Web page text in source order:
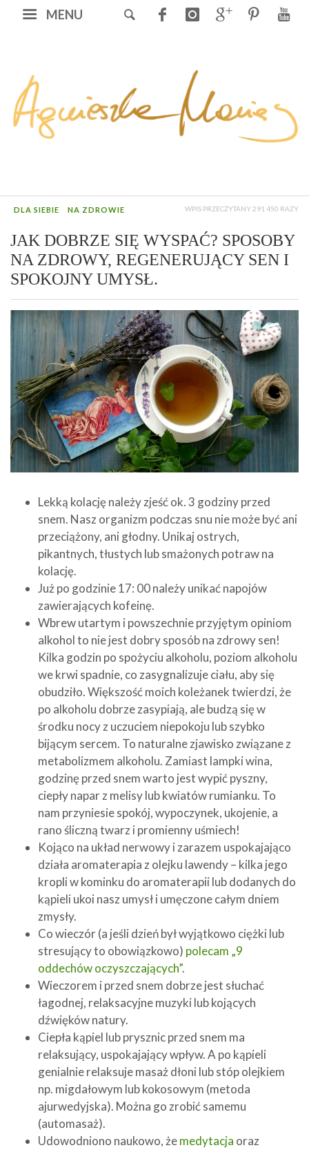
MENU
DLA SIEBIE NA ZDROWIE WPIS PRZECZYTANY 291 450 RAZY
JAK DOBRZE SIĘ WYSPAĆ? SPOSOBY
NA ZDROWY, REGENERUJĄCY SEN I
SPOKOJNY UMYSŁ.
Lekką kolację należy zjeść ok. 3 godziny przed
snem. Nasz organizm podczas snu nie może być ani
przeciążony, ani głodny. Unikaj ostrych,
pikantnych, tłustych lub smażonych potraw na
kolację.
Już po godzinie 17: 00 należy unikać napojów
zawierających kofeinę.
Wbrew utartym i powszechnie przyjętym opiniom
alkohol to nie jest dobry sposób na zdrowy sen!
Kilka godzin po spożyciu alkoholu, poziom alkoholu
we krwi spadnie, co zasygnalizuje ciału, aby się
obudziło. Większość moich koleżanek twierdzi, że
po alkoholu dobrze zasypiają, ale budzą się w
środku nocy z uczuciem niepokoju lub szybko
bijącym sercem. To naturalne zjawisko związane z
metabolizmem alkoholu. Zamiast lampki wina,
godzinę przed snem warto jest wypić pyszny,
ciepły napar z melisy lub kwiatów rumianku. To
nam przyniesie spokój, wypoczynek, ukojenie, a
rano śliczną twarz i promienny uśmiech!
Kojąco na układ nerwowy i zarazem uspokajająco
działa aromaterapia z olejku lawendy – kilka jego
kropli w kominku do aromaterapii lub dodanych do
kąpieli ukoi nasz umysł i umęczone całym dniem
zmysły.
Co wieczór (a jeśli dzień był wyjątkowo ciężki lub
stresujący to obowiązkowo) polecam „9
oddechów oczyszczających”.
Wieczorem i przed snem dobrze jest słuchać
łagodnej, relaksacyjne muzyki lub kojących
dźwięków natury.
Ciepła kąpiel lub prysznic przed snem ma
relaksujący, uspokajający wpływ. A po kąpieli
genialnie relaksuje masaż dłoni lub stóp olejkiem
np. migdałowym lub kokosowym (metoda
ajurwedyjska). Można go zrobić samemu
(automasaż).
Udowodniono naukowo, żemedytacja oraz